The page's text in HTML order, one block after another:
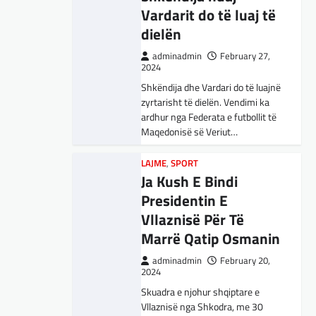
konsideron procesin…
MË TË FUNDIT ,MISTER ,OPINIONE
RAJONI,SPORT,TECH, TOP
Përparimi i DeepSeek
AI është për t’u
lavdëruar
adminadmin March 5, 2025
Suksesi i aplikacionit DeepSeek
është një shembull i rritjes së
artificiale (AI). Përparimi i
aplikacionit kinez…
BOTA KULTURË ,LAJME,
MË TË FUNDIT, MISTER,OPINIONE
RAJONI,SPECIALE ,TOP,
UNCATEGORIZED
Rend i ri, kërcënimet
e Trump e kanë
dielën
2024
zyrtarisht të dielën. Vendimi ka
ardhur nga Federata e futbollit të
Maqedonisë së Veriut…
Ja Kush E Bindi
Presidentin E
Vllaznisë Për Të
Marrë Qatip Osmanin
adminadmin
2024
Vllaznisë nga Shkodra, me 30
tetor në postin e trajnerit
VENDI
U rrit përfaqësimi i
shqiptarëve në Këshillin e
Butelit, për herë të parë 8
këshilltarë shqiptar
Rezultati i zgjedhjeve të 19 tetorit, në